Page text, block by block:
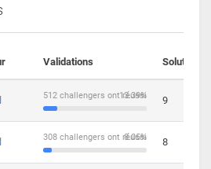
Validations Solutions
13.39%
512 challengers ont réussi 9
8.05%
308 challengers ont réussi 8